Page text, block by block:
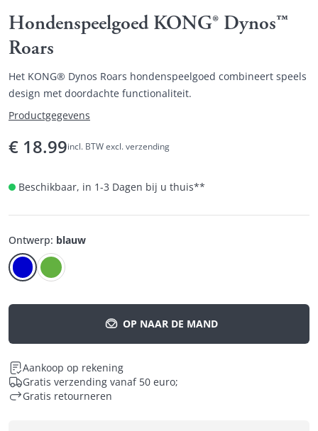
Hondenspeelgoed KONG® Dynos™
Roars
Het KONG® Dynos Roars hondenspeelgoed combineert speels
design met doordachte functionaliteit.
Productgegevens
€ 18.99incl. BTW excl. verzending
Beschikbaar, in 1-3 Dagen bij u thuis**
Ontwerp: blauw
OP NAAR DE MAND
Aankoop op rekening
Gratis verzending vanaf 50 euro;
Gratis retourneren